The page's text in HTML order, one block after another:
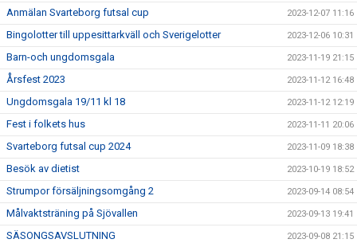
Anmälan Svarteborg futsal cup 2023-12-07 11:16
Bingolotter till uppesittarkväll och Sverigelotter 2023-12-06 10:31
Barn-och ungdomsgala 2023-11-19 21:15
Årsfest 2023 2023-11-12 16:48
Ungdomsgala 19/11 kl 18 2023-11-12 12:19
Fest i folkets hus 2023-11-11 20:06
Svarteborg futsal cup 2024 2023-11-09 18:38
Besök av dietist 2023-10-19 18:52
Strumpor försäljningsomgång 2 2023-09-14 08:54
Målvaktsträning på Sjövallen 2023-09-13 19:41
SÄSONGSAVSLUTNING 2023-09-08 21:15